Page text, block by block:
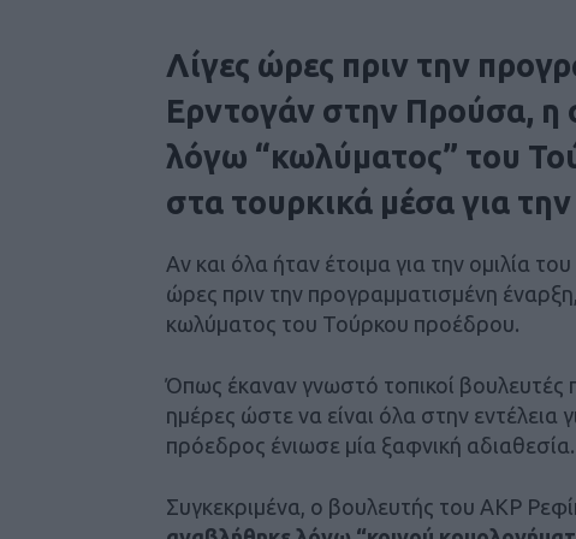
Λίγες ώρες πριν την
Ερντογάν στην Προύσα,
λόγω “κωλύματος” του
στα τουρκικά μέσα για
Αν και όλα ήταν έτοιμα για την ομιλία του
ώρες πριν την προγραμματισμένη
κωλύματος του Τούρκου προέδρου.
Όπως έκαναν γνωστό τοπικοί βουλευτές
ημέρες ώστε να είναι όλα στην εντέλεια
πρόεδρος ένιωσε μία ξαφνική αδιαθεσία.
Συγκεκριμένα, ο βουλευτής του AKP